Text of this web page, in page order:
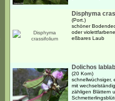
Disphyma
(Port.)
schöner
oder
eßbares Laub
Dolichos lablab
(20 Korn)
schnellwüchsiger,
mit
zähligen Blättern